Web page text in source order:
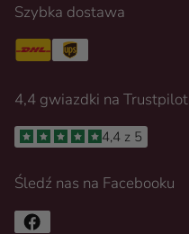
Szybka dostawa
4,4 gwiazdki na Trustpilot
4,4 z 5
Śledź nas na Facebooku